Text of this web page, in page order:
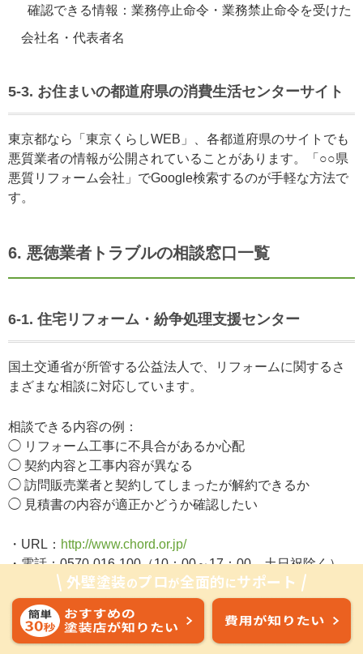
確認できる情報：業務停止命令・業務禁止命令を受けた
会社名・代表者名
5-3. お住まいの都道府県の消費生活センターサイト
東京都なら「東京くらしWEB」、各都道府県のサイトでも
悪質業者の情報が公開されていることがあります。「○○県
悪質リフォーム会社」でGoogle検索するのが手軽な方法で
す。
6. 悪徳業者トラブルの相談窓口一覧
6-1. 住宅リフォーム・紛争処理支援センター
国土交通省が所管する公益法人で、リフォームに関するさ
まざまな相談に対応しています。
相談できる内容の例：
◯ リフォーム工事に不具合があるか心配
◯ 契約内容と工事内容が異なる
◯ 訪問販売業者と契約してしまったが解約できるか
◯ 見積書の内容が適正かどうか確認したい
・URL： http://www.chord.or.jp/
・電話：0570-016-100（10：00～17：00、土日祝除く）
6-2. 国民生活センター・消費生活相談窓口
外壁塗装のプロが全面的にサポート